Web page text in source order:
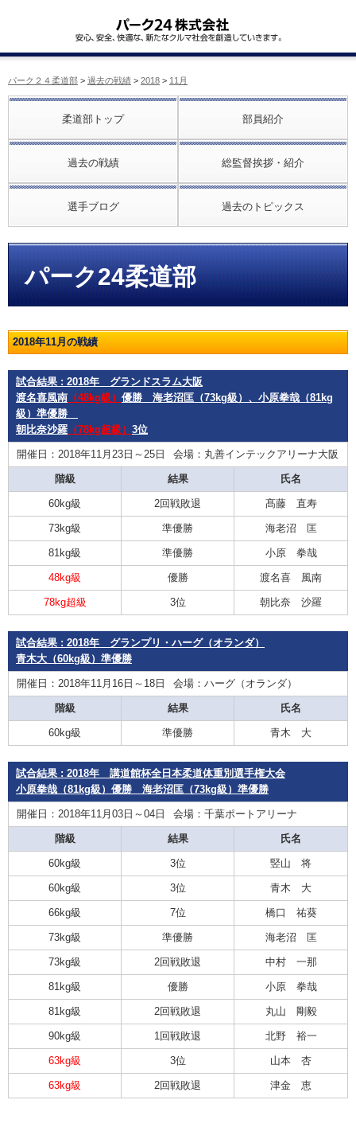
パーク２４柔道部 > 過去の戦績 > 2018 > 11月
柔道部トップ 部員紹介
過去の戦績 総監督挨拶・紹介
選手ブログ 過去のトピックス
パーク24柔道部
2018年11月の戦績
試合結果 : 2018年 グランドスラム大阪
渡名喜風南 （48kg級） 優勝 海老沼匡（73kg級）、小原拳哉（81kg
級）準優勝
朝比奈沙羅 （78kg超級） 3位
開催日：2018年11月23日～25日 会場：丸善インテックアリーナ大阪
階級 結果 氏名
60kg級 2回戦敗退 髙藤 直寿
73kg級 準優勝 海老沼 匡
81kg級 準優勝 小原 拳哉
48kg級 優勝 渡名喜 風南
78kg超級 3位 朝比奈 沙羅
試合結果 : 2018年 グランプリ・ハーグ（オランダ）
青木大（60kg級）準優勝
開催日：2018年11月16日～18日 会場：ハーグ（オランダ）
階級 結果 氏名
60kg級 準優勝 青木 大
試合結果 : 2018年 講道館杯全日本柔道体重別選手権大会
小原拳哉（81kg級）優勝 海老沼匡（73kg級）準優勝
開催日：2018年11月03日～04日 会場：千葉ポートアリーナ
階級 結果 氏名
60kg級 3位 竪山 将
60kg級 3位 青木 大
66kg級 7位 橋口 祐葵
73kg級 準優勝 海老沼 匡
73kg級 2回戦敗退 中村 一那
81kg級 優勝 小原 拳哉
81kg級 2回戦敗退 丸山 剛毅
90kg級 1回戦敗退 北野 裕一
63kg級 3位 山本 杏
63kg級 2回戦敗退 津金 恵